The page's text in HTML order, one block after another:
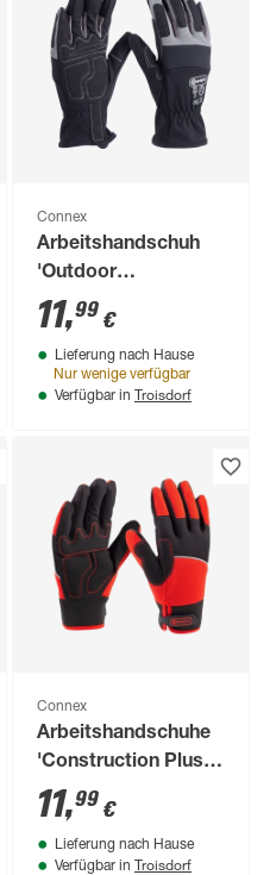
Connex
Arbeitshandschuh
'Outdoor
Construction Pro'
grau/schwarz Größe
10/XL
11,99 €
Lieferung nach Hause
Nur wenige verfügbar
Verfügbar in Troisdorf
Connex
Arbeitshandschuhe
'Construction Plus'
Gr. 10
11,99 €
Lieferung nach Hause
Verfügbar in Troisdorf